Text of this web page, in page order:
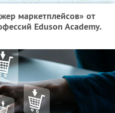
маркетплейсов» от
Eduson Academy.